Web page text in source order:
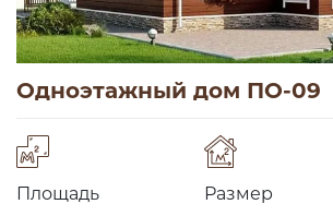
Одноэтажный дом ПО-09
Площадь Размер